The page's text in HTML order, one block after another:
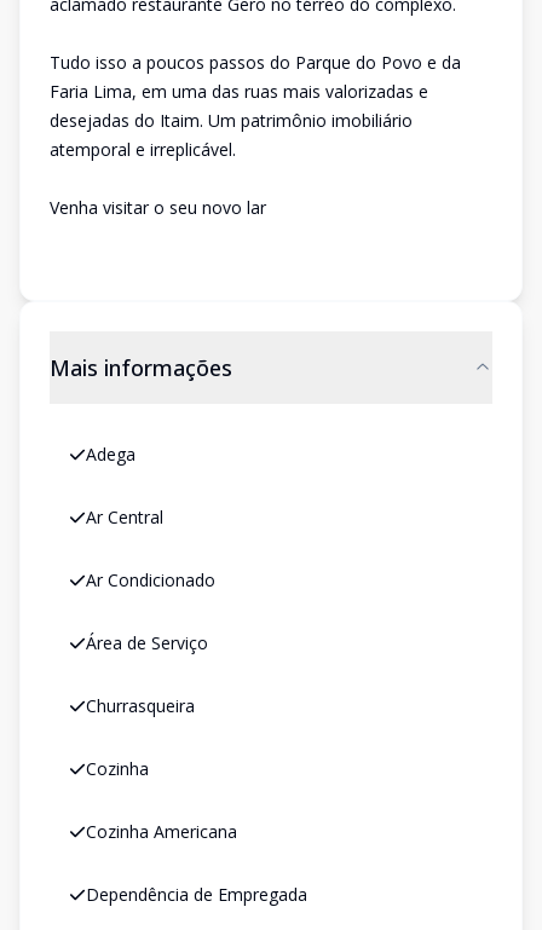
Tudo isso a poucos passos do Parque do Povo e da
Faria Lima, em uma das ruas mais valorizadas e
desejadas do Itaim. Um patrimônio imobiliário
atemporal e irreplicável.
Venha visitar o seu novo lar
Mais informações
Adega
Ar Central
Ar Condicionado
Área de Serviço
Churrasqueira
Cozinha
Cozinha Americana
Dependência de Empregada